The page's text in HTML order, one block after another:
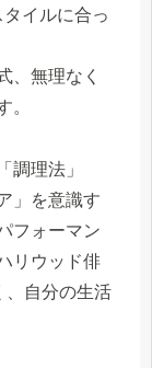
イルに合っ
、無理なく
。
調理法」
」を意識す
フォーマン
リウッド俳
、自分の生活